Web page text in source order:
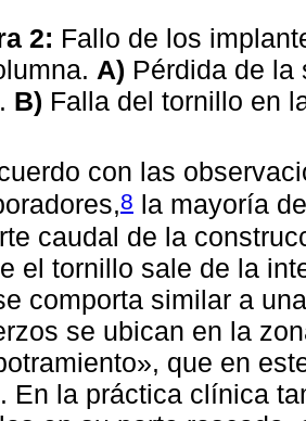
2: Fallo de los
A) Pérdida de la
B) Falla del tornillo en
con las
8 la mayoría
caudal de la
el tornillo sale de la
comporta similar a
se ubican en la
que en
En la práctica clínica